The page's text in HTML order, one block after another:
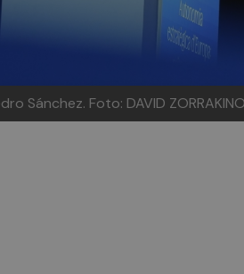
Sánchez. Foto: DAVID